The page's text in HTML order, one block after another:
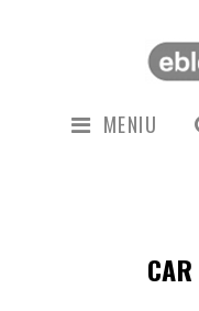
MENIU